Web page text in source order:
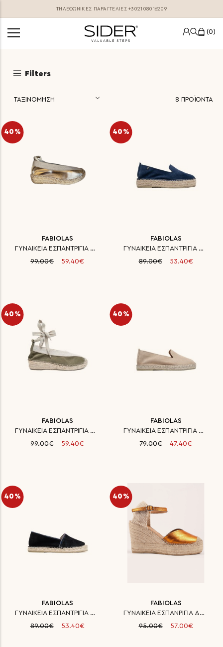
ΤΗΛΕΦΩΝΙΚΕΣ ΠΑΡΑΓΓΕΛΊΕΣ+302108016209
0
Filters
8 ΠΡΟΪΟΝΤΑ
40%
FABIOLAS
ΓΥΝΑΙΚΕΙΑ ΕΣΠΑΝΤΡΙΓΙΑ ΔΕΡΜΑ
99.00€
59.40€
40%
FABIOLAS
ΓΥΝΑΙΚΕΙΑ ΕΣΠΑΝΤΡΙΓΙΑ ΔΕΡΜΑ
89.00€
53.40€
40%
FABIOLAS
ΓΥΝΑΙΚΕΙΑ ΕΣΠΑΝΤΡΙΓΙΑ ΔΕΡΜΑ
99.00€
59.40€
40%
FABIOLAS
ΓΥΝΑΙΚΕΙΑ ΕΣΠΑΝΤΡΙΓΙΑ ΔΕΡΜΑ
79.00€
47.40€
40%
FABIOLAS
ΓΥΝΑΙΚΕΙΑ ΕΣΠΑΝΤΡΙΓΙΑ ΔΕΡΜΑ
89.00€
53.40€
40%
FABIOLAS
ΓΥΝΑΙΚΕΙΑ ΕΣΠΑΝΡΙΓΙΑ ΔΕΡΜΑ FAB
95.00€
57.00€